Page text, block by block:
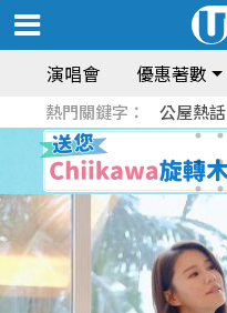
演唱會 優惠著數
熱門關鍵字： 公屋熱話